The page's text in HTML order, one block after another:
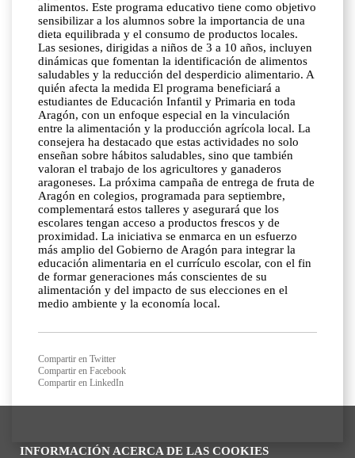
INFORMACIÓN ACERCA DE LAS COOKIES
alimentos. Este programa educativo tiene como objetivo
sensibilizar a los alumnos sobre la importancia de una
dieta equilibrada y el consumo de productos locales.
Las sesiones, dirigidas a niños de 3 a 10 años, incluyen
dinámicas que fomentan la identificación de alimentos
saludables y la reducción del desperdicio alimentario. A
quién afecta la medida El programa beneficiará a
estudiantes de Educación Infantil y Primaria en toda
Aragón, con un enfoque especial en la vinculación
entre la alimentación y la producción agrícola local. La
consejera ha destacado que estas actividades no solo
enseñan sobre hábitos saludables, sino que también
valoran el trabajo de los agricultores y ganaderos
aragoneses. La próxima campaña de entrega de fruta de
Aragón en colegios, programada para septiembre,
complementará estos talleres y asegurará que los
escolares tengan acceso a productos frescos y de
proximidad. La iniciativa se enmarca en un esfuerzo
más amplio del Gobierno de Aragón para integrar la
educación alimentaria en el currículo escolar, con el fin
de formar generaciones más conscientes de su
alimentación y del impacto de sus elecciones en el
medio ambiente y la economía local.
Compartir en Twitter
Compartir en Facebook
Compartir en LinkedIn